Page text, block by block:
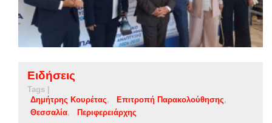
Ειδήσεις
Tags |
Δημήτρης Κουρέτας
Επιτροπή Παρακολούθησης
Θεσσαλία
Περιφερειάρχης